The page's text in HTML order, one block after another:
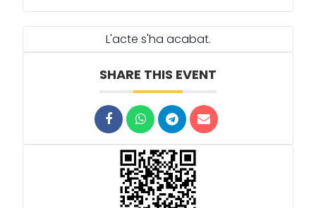
L'acte s'ha acabat.
SHARE THIS EVENT